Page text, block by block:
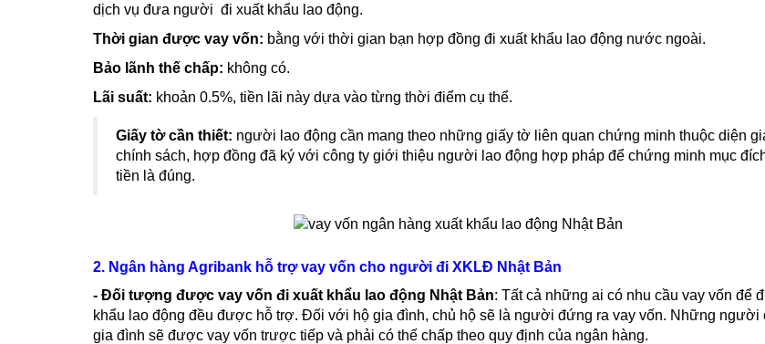
dịch vụ đưa người đi xuất khẩu lao động.
Thời gian được vay vốn: bằng với thời gian bạn hợp đồng đi xuất khẩu lao động nước ngoài.
Bảo lãnh thế chấp: không có.
Lãi suất: khoản 0.5%, tiền lãi này dựa vào từng thời điểm cụ thể.
Giấy tờ cần thiết: người lao động cần mang theo những giấy tờ liên quan chứng minh thuộc diện
chính sách, hợp đồng đã ký với công ty giới thiệu người lao động hợp pháp để chứng minh mục
tiền là đúng.
2. Ngân hàng Agribank hỗ trợ vay vốn cho người đi XKLĐ Nhật Bản
- Đối tượng được vay vốn đi xuất khẩu lao động Nhật Bản: Tất cả những ai có nhu cầu vay vốn để
khẩu lao động đều được hỗ trợ. Đối với hộ gia đình, chủ hộ sẽ là người đứng ra vay vốn. Những người
gia đình sẽ được vay vốn trược tiếp và phải có thế chấp theo quy định của ngân hàng.